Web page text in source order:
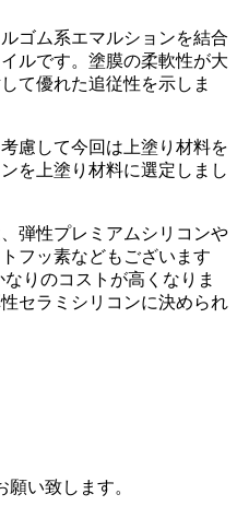
ゴム系エマルションを結合
ルです。塗膜の柔軟性が大
て優れた追従性を示しま
慮して今回は上塗り材料を
を上塗り材料に選定しまし
弾性プレミアムシリコンや
フッ素などもございます
りのコストが高くなりま
セラミシリコンに決められ
い致します。